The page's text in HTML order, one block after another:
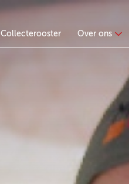
Collecterooster Over ons